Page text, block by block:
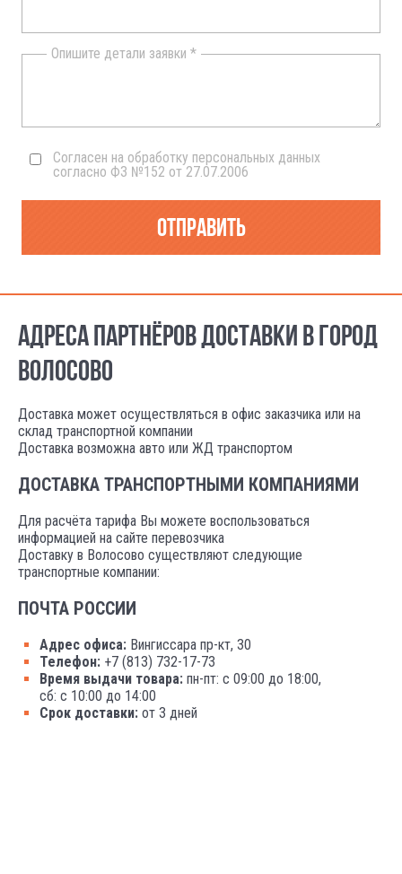
Опишите детали заявки *
Согласен на обработку персональных данных
согласно ФЗ №152 от 27.07.2006
Отправить
АДРЕСА ПАРТНЁРОВ ДОСТАВКИ В ГОРОД
ВОЛОСОВО
Доставка может осуществляться в офис заказчика или на
склад транспортной компании
Доставка возможна авто или ЖД транспортом
ДОСТАВКА ТРАНСПОРТНЫМИ КОМПАНИЯМИ
Для расчёта тарифа Вы можете воспользоваться
информацией на сайте перевозчика
Доставку в Волосово существляют следующие
транспортные компании:
ПОЧТА РОССИИ
Адрес офиса: Вингиссара пр-кт, 30
Телефон: +7 (813) 732-17-73
Время выдачи товара: пн-пт: с 09:00 до 18:00,
сб: с 10:00 до 14:00
Срок доставки: от 3 дней